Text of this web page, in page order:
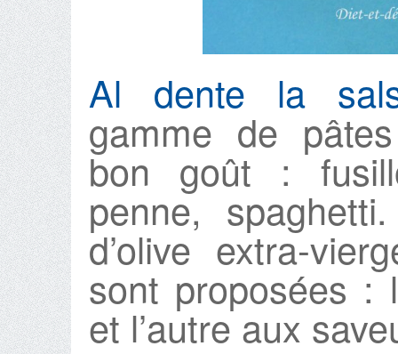
Al dente la
gamme de
bon goût :
penne,
d’olive extra-
sont proposées :
et l’autre aux